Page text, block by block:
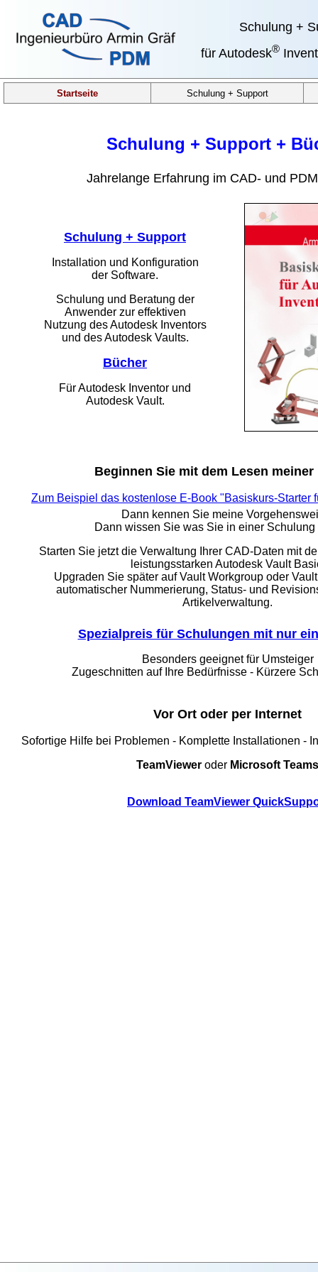
Schulung +
für Autodesk®
Startseite Schulung + Support
Schulung + Support +
Jahrelange Erfahrung im CAD- und
Schulung + Support
Installation und Konfiguration
der Software.
Schulung und Beratung der
Anwender zur effektiven
Nutzung des Autodesk Inventors
und des Autodesk Vaults.
Bücher
Für Autodesk Inventor und
Autodesk Vault.
Beginnen Sie mit dem Lesen meiner
Zum Beispiel das kostenlose E-Book "Basiskurs-Starter
Dann kennen Sie meine
Dann wissen Sie was Sie in einer Schulung
Starten Sie jetzt die Verwaltung Ihrer CAD-Daten mit
leistungsstarken Autodesk Vault
Upgraden Sie später auf Vault Workgroup oder
automatischer Nummerierung, Status- und
Artikelverwaltung.
Spezialpreis für Schulungen mit nur
Besonders geeignet für Umsteiger
Zugeschnitten auf Ihre Bedürfnisse - Kürzere
Vor Ort oder per Internet
Sofortige Hilfe bei Problemen - Komplette Installationen -
TeamViewer oder Microsoft Teams
Download TeamViewer